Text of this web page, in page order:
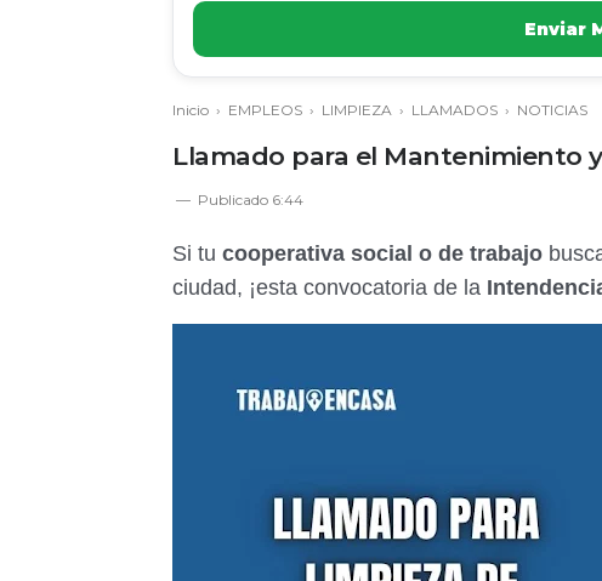
Enviar
Inicio › EMPLEOS › LIMPIEZA › LLAMADOS › NOTICIAS
Llamado para el Mantenimiento
Publicado 6:44
Si tu cooperativa social o de trabajo
ciudad, ¡esta convocatoria de la